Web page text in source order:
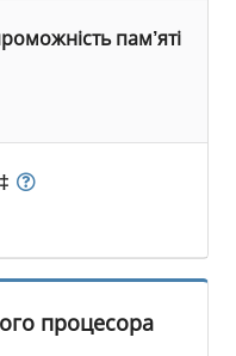
пам’яті
процесора